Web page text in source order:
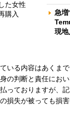
た女性
購入
急
現地
いる内容はあくま
の判断と責任にお
っておりますが、
損失が被っても損